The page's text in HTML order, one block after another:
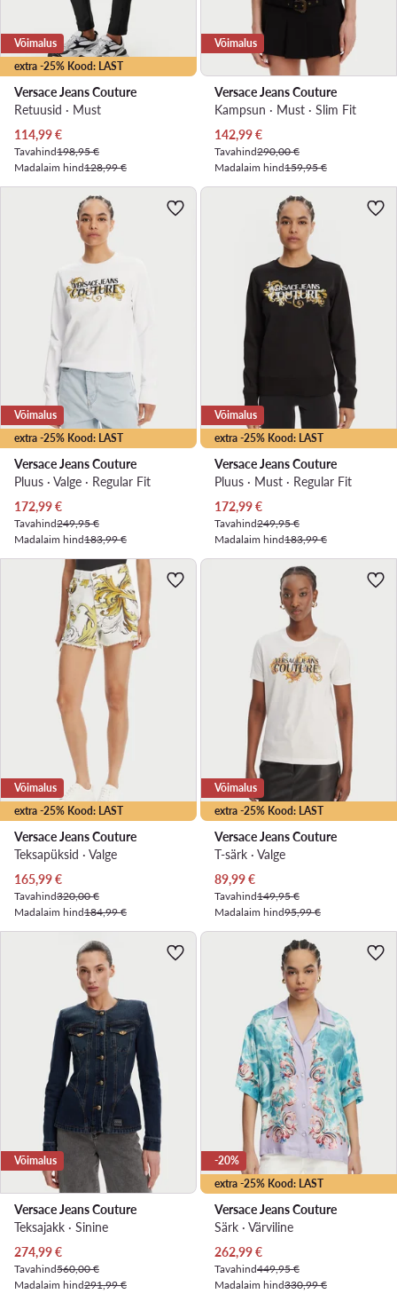
extra -25% Kood: LAST
Võimalus
Versace Jeans Couture
Retuusid · Must
Praegune hind
114,99€
Tavahind198,95 €
Madalaim hind128,99 €
Võimalus
Versace Jeans Couture
Kampsun · Must · Slim Fit
Praegune hind
142,99€
Tavahind290,00 €
Madalaim hind159,95 €
extra -25% Kood: LAST
Võimalus
Versace Jeans Couture
Pluus · Valge · Regular Fit
Praegune hind
172,99€
Tavahind249,95 €
Madalaim hind183,99 €
extra -25% Kood: LAST
Võimalus
Versace Jeans Couture
Pluus · Must · Regular Fit
Praegune hind
172,99€
Tavahind249,95 €
Madalaim hind183,99 €
extra -25% Kood: LAST
Võimalus
Versace Jeans Couture
Teksapüksid · Valge
Praegune hind
165,99€
Tavahind320,00 €
Madalaim hind184,99 €
extra -25% Kood: LAST
Võimalus
Versace Jeans Couture
T-särk · Valge
Praegune hind
89,99€
Tavahind149,95 €
Madalaim hind95,99 €
Võimalus
Versace Jeans Couture
Teksajakk · Sinine
Praegune hind
274,99€
Tavahind560,00 €
Madalaim hind291,99 €
extra -25% Kood: LAST
-20%
Versace Jeans Couture
Särk · Värviline
Praegune hind
262,99€
Tavahind449,95 €
Madalaim hind330,99 €